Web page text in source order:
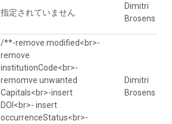
指定されていません
Dimitri
Brosens
/**-remove modified<br>-
remove
institutionCode<br>-
remomve unwanted
Capitals<br>-insert
DOI<br>- insert
occurrenceStatus<br>-
Dimitri
Brosens